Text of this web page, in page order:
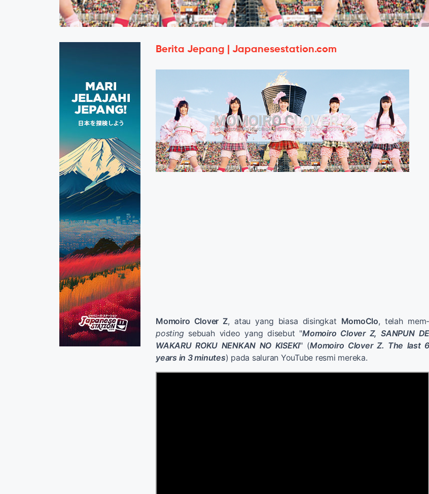
Berita Jepang | Japanesestation.com
Momoiro Clover Z, atau yang biasa disingkat MomoClo, telah mem-
postingsebuah video yang disebut "Momoiro Clover Z, SANPUN DE
WAKARU ROKU NENKAN NO KISEKI" (Momoiro Clover Z. The last 6
years in 3 minutes) pada saluran YouTube resmi mereka.